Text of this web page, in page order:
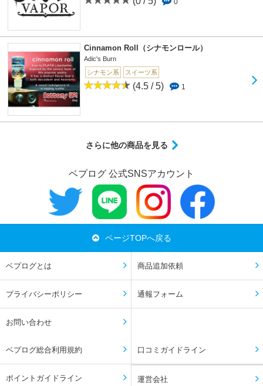
Cinnamon Roll（シナモンロール）
Adic's Burn
シナモン系
スイーツ系
(4.5 / 5) 1
さらに他の商品を見る
ベプログ 公式SNSアカウント
ページTOPへ戻る
ベプログとは 商品追加依頼
プライバシーポリシー 通報フォーム
お問い合わせ
ベプログ総合利用規約 口コミガイドライン
ポイントガイドライン 運営会社